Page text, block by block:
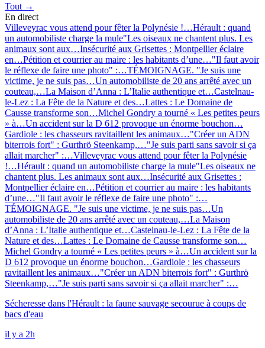
Tout →
En direct
Villeveyrac vous attend pour fêter la Polynésie !…Hérault : quand
un automobiliste charge la mule"Les oiseaux ne chantent plus. Les
animaux sont aux…Insécurité aux Grisettes : Montpellier éclaire
en…Pétition et courrier au maire : les habitants d’une…"Il faut avoir
le réflexe de faire une photo" :…TÉMOIGNAGE. "Je suis une
victime, je ne suis pas…Un automobiliste de 20 ans arrêté avec un
couteau,…La Maison d’Anna : L’Italie authentique et…Castelnau-
le-Lez : La Fête de la Nature et des…Lattes : Le Domaine de
Causse transforme son…Michel Gondry a tourné « Les petites peurs
» à…Un accident sur la D 612 provoque un énorme bouchon…
Gardiole : les chasseurs ravitaillent les animaux…"Créer un ADN
biterrois fort" : Gurthrö Steenkamp,…"Je suis parti sans savoir si ça
allait marcher" :…Villeveyrac vous attend pour fêter la Polynésie
!…Hérault : quand un automobiliste charge la mule"Les oiseaux ne
chantent plus. Les animaux sont aux…Insécurité aux Grisettes :
Montpellier éclaire en…Pétition et courrier au maire : les habitants
d’une…"Il faut avoir le réflexe de faire une photo" :…
TÉMOIGNAGE. "Je suis une victime, je ne suis pas…Un
automobiliste de 20 ans arrêté avec un couteau,…La Maison
d’Anna : L’Italie authentique et…Castelnau-le-Lez : La Fête de la
Nature et des…Lattes : Le Domaine de Causse transforme son…
Michel Gondry a tourné « Les petites peurs » à…Un accident sur la
D 612 provoque un énorme bouchon…Gardiole : les chasseurs
ravitaillent les animaux…"Créer un ADN biterrois fort" : Gurthrö
Steenkamp,…"Je suis parti sans savoir si ça allait marcher" :…
Sécheresse dans l'Hérault : la faune sauvage secourue à coups de
bacs d'eau
il y a 2h